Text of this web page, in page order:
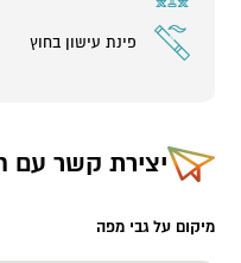
פינת עישון בחוץ
יצירת קשר עם
מיקום על גבי מפה